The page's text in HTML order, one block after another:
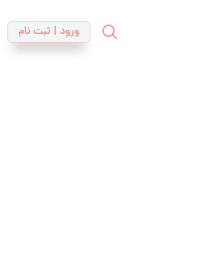
ورود | ثبت نام